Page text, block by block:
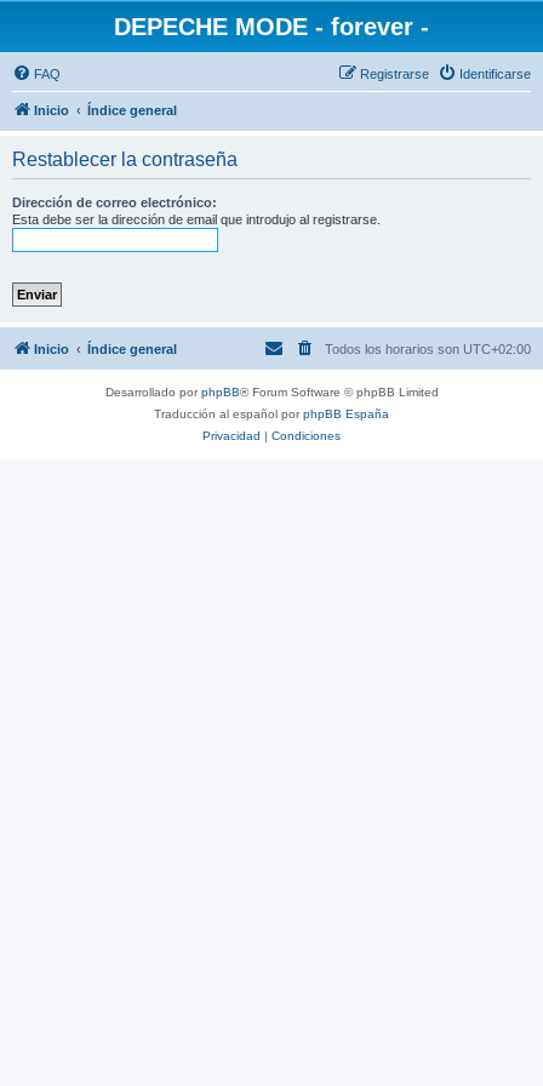
DEPECHE MODE - forever -
FAQ Identificarse
Registrarse
Inicio Índice general
Restablecer la contraseña
Dirección de correo electrónico:
Esta debe ser la dirección de email que introdujo al registrarse.
Inicio Índice general Todos los horarios son UTC+02:00
Desarrollado porphpBB® Forum Software © phpBB Limited
Traducción al español porphpBB España
Privacidad | Condiciones